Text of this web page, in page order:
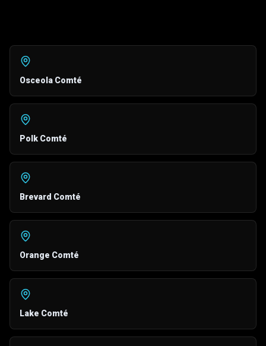
Osceola Comté
Polk Comté
Brevard Comté
Orange Comté
Lake Comté